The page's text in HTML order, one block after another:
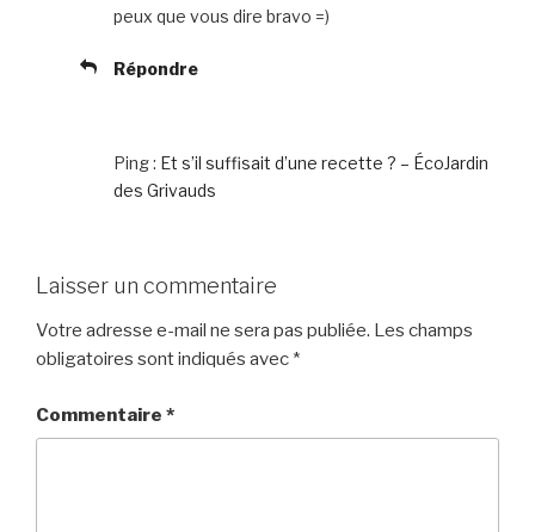
peux que vous dire bravo =)
Répondre
Ping : Et s’il suffisait d’une recette ? – ÉcoJardin
des Grivauds
Laisser un commentaire
Votre adresse e-mail ne sera pas publiée. Les champs
obligatoires sont indiqués avec *
Commentaire *